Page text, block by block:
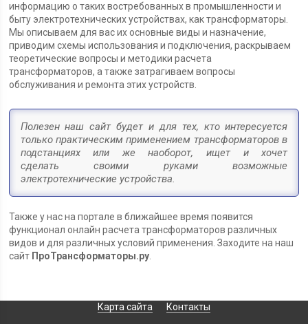
информацию о таких востребованных в промышленности и
быту электротехнических устройствах, как трансформаторы.
Мы описываем для вас их основные виды и назначение,
приводим схемы использования и подключения, раскрываем
теоретические вопросы и методики расчета
трансформаторов, а также затрагиваем вопросы
обслуживания и ремонта этих устройств.
Полезен наш сайт будет и для тех, кто интересуется
только практическим применением трансформаторов в
подстанциях или же наоборот, ищет и хочет
сделать своими руками возможные
электротехнические устройства.
Также у нас на портале в ближайшее время появится
функционал онлайн расчета трансформаторов различных
видов и для различных условий применения. Заходите на наш
сайт ПроТрансформаторы.ру
Карта сайта Контакты